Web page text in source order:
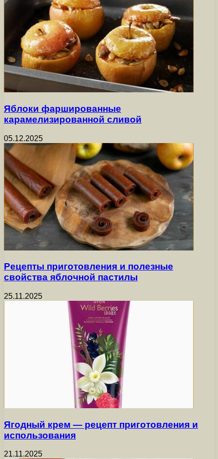
Яблоки фаршированные
карамелизированной сливой
05.12.2025
Рецепты приготовления и полезные
свойства яблочной пастилы
25.11.2025
Ягодный крем — рецепт приготовления и
использования
21.11.2025